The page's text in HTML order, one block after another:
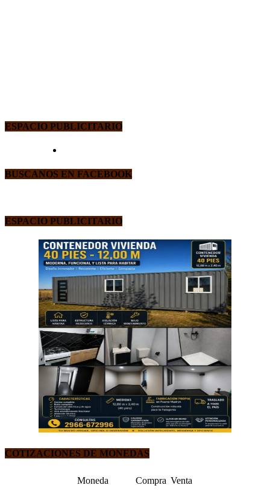
ESPACIO PUBLICITARIO
BUSCANOS EN FACEBOOK
ESPACIO PUBLICITARIO
COTIZACIONES DE MONEDAS
Moneda Compra Venta